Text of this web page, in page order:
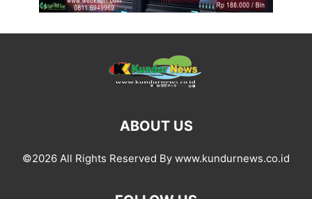
ABOUT US
©2026 All Rights Reserved By www.kundurnews.co.id